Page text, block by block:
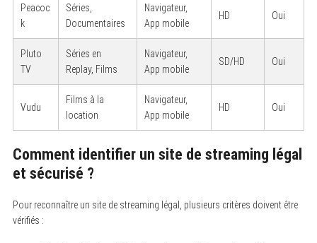
Peacoc
k
Séries,
Documentaires
Navigateur,
App mobile
HD Oui
Pluto
TV
Séries en
Replay, Films
Navigateur,
App mobile
SD/HD Oui
Vudu
Films à la
location
Navigateur,
App mobile
HD Oui
Comment identifier un site de streaming légal
et sécurisé ?
Pour reconnaître un site de streaming légal, plusieurs critères doivent être
vérifiés :